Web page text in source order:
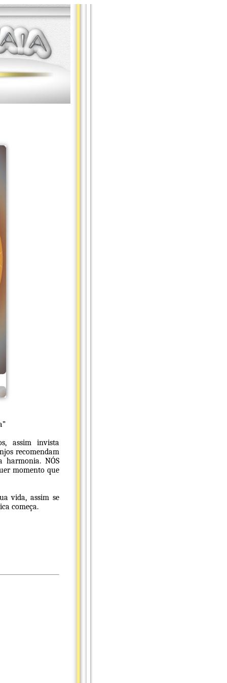
assim invista
recomendam
harmonia. NÓS
momento que
vida, assim se
começa.